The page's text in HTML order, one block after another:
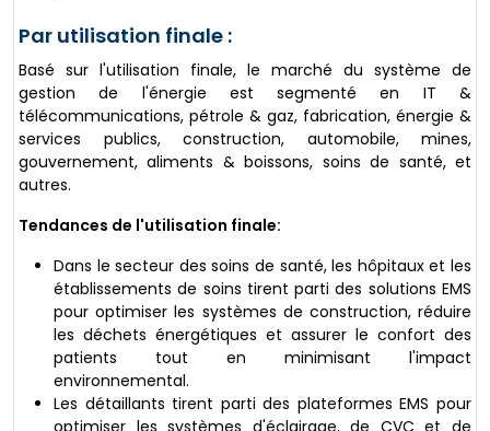
Par utilisation finale :
Basé sur l'utilisation finale, le marché du système de
gestion de l'énergie est segmenté en IT &
télécommunications, pétrole & gaz, fabrication, énergie &
services publics, construction, automobile, mines,
gouvernement, aliments & boissons, soins de santé, et
autres.
Tendances de l'utilisation finale:
Dans le secteur des soins de santé, les hôpitaux et les
établissements de soins tirent parti des solutions EMS
pour optimiser les systèmes de construction, réduire
les déchets énergétiques et assurer le confort des
patients tout en minimisant l'impact
environnemental.
Les détaillants tirent parti des plateformes EMS pour